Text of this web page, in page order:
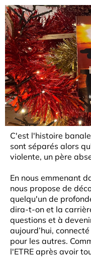
C'est l'histoire
sont séparés alors
violente, un père
En nous emmenant
nous propose de
quelqu'un de
dira-t-on et la
questions et à
aujourd’hui,
pour les autres.
l'ETRE après avoir